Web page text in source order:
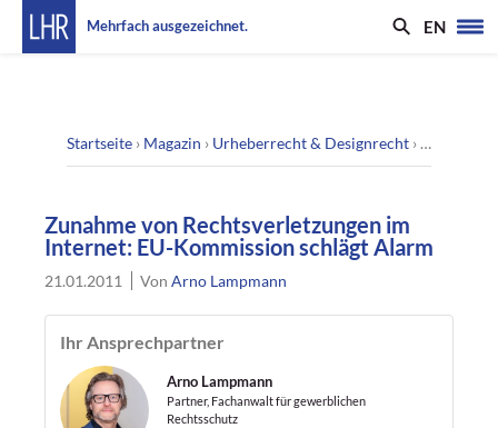
Mehrfach ausgezeichnet. EN
Startseite › Magazin › Urheberrecht & Designrecht ›Zunahme
Zunahme von Rechtsverletzungen im
Internet: EU-Kommission schlägt Alarm
21.01.2011 VonArno Lampmann
Ihr Ansprechpartner
Arno Lampmann
Partner, Fachanwalt für gewerblichen
Rechtsschutz